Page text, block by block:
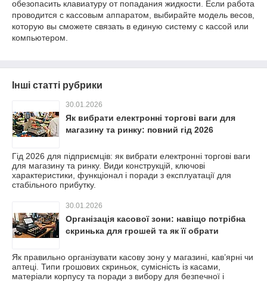
обезопасить клавиатуру от попадания жидкости. Если работа
проводится с кассовым аппаратом, выбирайте модель весов,
которую вы сможете связать в единую систему с кассой или
компьютером.
Інші статті рубрики
30.01.2026
Як вибрати електронні торгові ваги для
магазину та ринку: повний гід 2026
Гід 2026 для підприємців: як вибрати електронні торгові ваги
для магазину та ринку. Види конструкцій, ключові
характеристики, функціонал і поради з експлуатації для
стабільного прибутку.
30.01.2026
Організація касової зони: навіщо потрібна
скринька для грошей та як її обрати
Як правильно організувати касову зону у магазині, кав’ярні чи
аптеці. Типи грошових скриньок, сумісність із касами,
матеріали корпусу та поради з вибору для безпечної і